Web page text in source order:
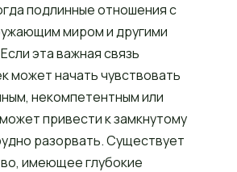
подлинные отношения с
миром и другими
эта важная связь
может начать чувствовать
некомпетентным или
привести к замкнутому
разорвать. Существует
имеющее глубокие